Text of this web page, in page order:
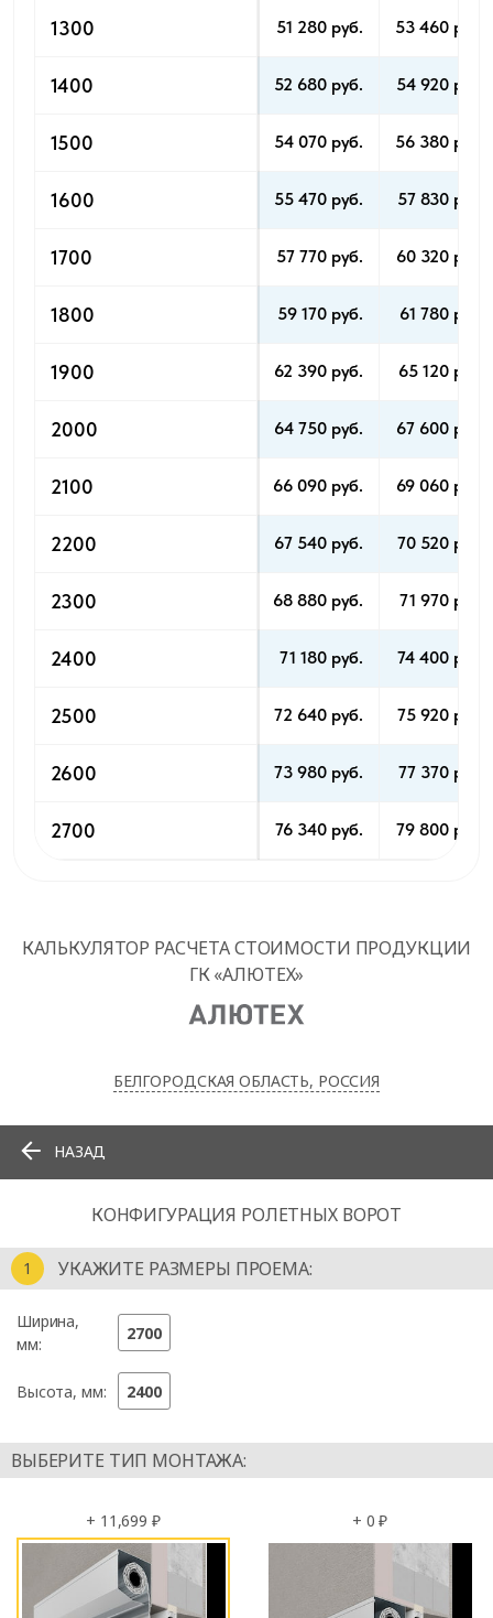
1300 51 280 pуб. 53 460 pуб.
1400 52 680 pуб. 54 920 pуб.
1500 54 070 pуб. 56 380 pуб.
1600 55 470 pуб. 57 830 pуб.
1700 57 770 pуб. 60 320 pуб.
1800 59 170 pуб. 61 780 pуб.
1900 62 390 pуб. 65 120 pуб.
2000 64 750 pуб. 67 600 pуб.
2100 66 090 pуб. 69 060 pуб.
2200 67 540 pуб. 70 520 pуб.
2300 68 880 pуб. 71 970 pуб.
2400 71 180 pуб. 74 400 pуб.
2500 72 640 pуб. 75 920 pуб.
2600 73 980 pуб. 77 370 pуб.
2700 76 340 pуб. 79 800 pуб.